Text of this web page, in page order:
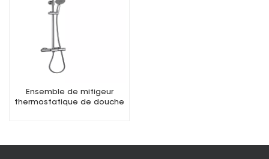
Ensemble de mitigeur
thermostatique de douche